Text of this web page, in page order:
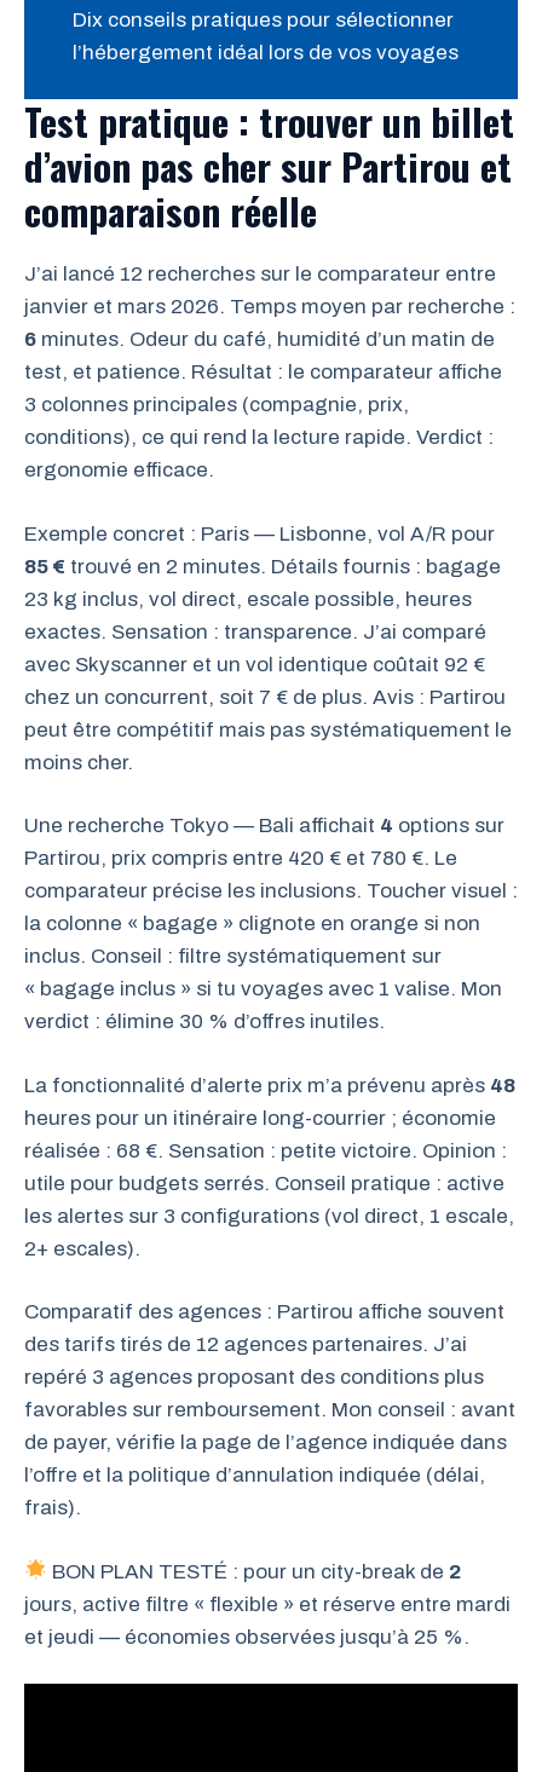
Dix conseils pratiques pour sélectionner
l’hébergement idéal lors de vos voyages
Test pratique : trouver un billet
d’avion pas cher sur Partirou et
comparaison réelle
J’ai lancé 12 recherches sur le comparateur entre
janvier et mars 2026. Temps moyen par recherche :
6 minutes. Odeur du café, humidité d’un matin de
test, et patience. Résultat : le comparateur affiche
3 colonnes principales (compagnie, prix,
conditions), ce qui rend la lecture rapide. Verdict :
ergonomie efficace.
Exemple concret : Paris — Lisbonne, vol A/R pour
85 € trouvé en 2 minutes. Détails fournis : bagage
23 kg inclus, vol direct, escale possible, heures
exactes. Sensation : transparence. J’ai comparé
avec Skyscanner et un vol identique coûtait 92 €
chez un concurrent, soit 7 € de plus. Avis : Partirou
peut être compétitif mais pas systématiquement le
moins cher.
Une recherche Tokyo — Bali affichait 4 options sur
Partirou, prix compris entre 420 € et 780 €. Le
comparateur précise les inclusions. Toucher visuel :
la colonne « bagage » clignote en orange si non
inclus. Conseil : filtre systématiquement sur
« bagage inclus » si tu voyages avec 1 valise. Mon
verdict : élimine 30 % d’offres inutiles.
La fonctionnalité d’alerte prix m’a prévenu après 48
heures pour un itinéraire long-courrier ; économie
réalisée : 68 €. Sensation : petite victoire. Opinion :
utile pour budgets serrés. Conseil pratique : active
les alertes sur 3 configurations (vol direct, 1 escale,
2+ escales).
Comparatif des agences : Partirou affiche souvent
des tarifs tirés de 12 agences partenaires. J’ai
repéré 3 agences proposant des conditions plus
favorables sur remboursement. Mon conseil : avant
de payer, vérifie la page de l’agence indiquée dans
l’offre et la politique d’annulation indiquée (délai,
frais).
BON PLAN TESTÉ : pour un city-break de 2
jours, active filtre « flexible » et réserve entre mardi
et jeudi — économies observées jusqu’à 25 %.